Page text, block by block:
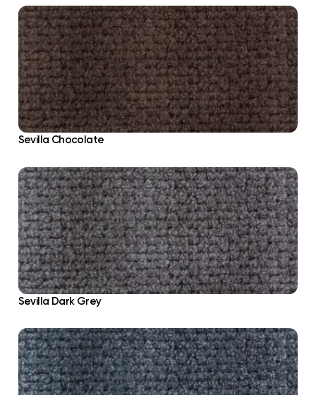
Sevilla Chocolate
Sevilla Dark Grey